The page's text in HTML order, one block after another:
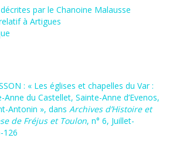
par le Chanoine Malausse
à Artigues
: « Les églises et chapelles du Var :
du Castellet, Sainte-Anne d’Evenos,
Antonin », dans Archives d’Histoire et
de Fréjus et Toulon, n° 6, Juillet-
126